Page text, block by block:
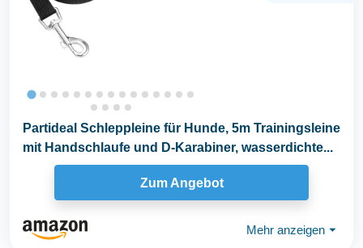
Partideal Schleppleine für Hunde, 5m Trainingsleine
mit Handschlaufe und D-Karabiner, wasserdichte...
Zum Angebot
Mehr anzeigen ⏷